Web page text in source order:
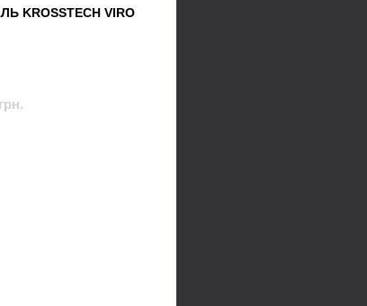
KROSSTECH VIRO